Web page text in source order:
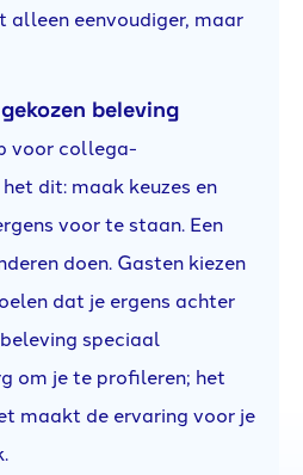
alleen eenvoudiger, maar
beleving
voor collega-
dit: maak keuzes en
voor te staan. Een
doen. Gasten kiezen
dat je ergens achter
speciaal
om je te profileren; het
maakt de ervaring voor je